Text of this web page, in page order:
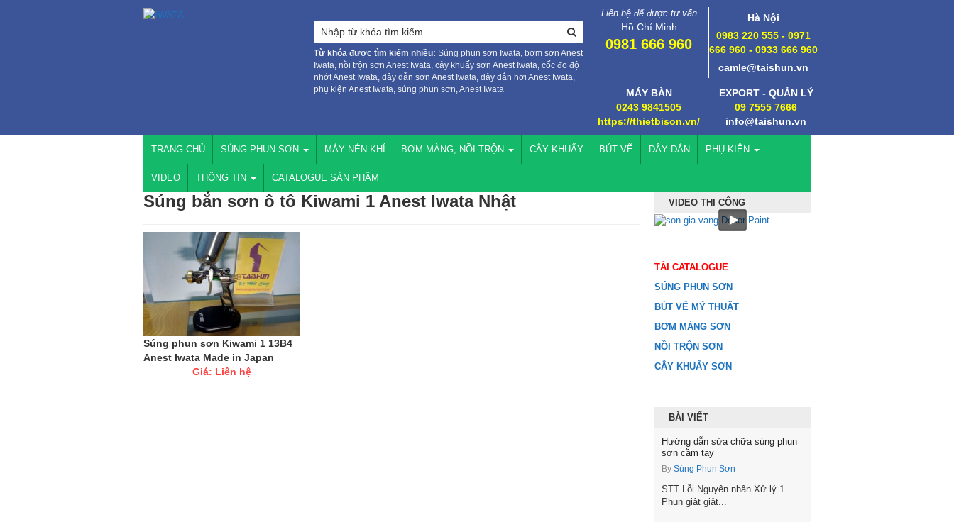
Từ khóa được tìm kiếm nhiều: Súng phun sơn Iwata, bơm sơn Anest
Iwata, nồi trộn sơn Anest Iwata, cây khuấy sơn Anest Iwata, cốc đo độ
nhớt Anest Iwata, dây dẫn sơn Anest Iwata, dây dẫn hơi Anest Iwata,
phụ kiện Anest Iwata, súng phun sơn, Anest Iwata
Liên hệ để được tư vấn
Hồ Chí Minh
0981 666 960
Hà Nội
0983 220 555 - 0971
666 960 - 0933 666 960
camle@taishun.vn
MÁY BÀN
0243 9841505
https://thietbison.vn/
EXPORT - QUẢN LÝ
09 7555 7666
info@taishun.vn
TRANG CHỦ SÚNG PHUN SƠN MÁY NÉN KHÍ BƠM MÀNG, NỒI TRỘN CÂY KHUẤY BÚT VẼ DÂY DẪN PHỤ KIỆN
VIDEO THÔNG TIN CATALOGUE SẢN PHẨM
Súng bắn sơn ô tô Kiwami 1 Anest Iwata Nhật
Súng phun sơn Kiwami 1 13B4
Anest Iwata Made in Japan
Giá: Liên hệ
VIDEO THI CÔNG
TẢI CATALOGUE
SÚNG PHUN SƠN
BÚT VẼ MỸ THUẬT
BƠM MÀNG SƠN
NỒI TRỘN SƠN
CÂY KHUẤY SƠN
BÀI VIẾT
Hướng dẫn sửa chữa súng phun
sơn cầm tay
By Súng Phun Sơn
STT Lỗi Nguyên nhân Xử lý 1
Phun giật giật...